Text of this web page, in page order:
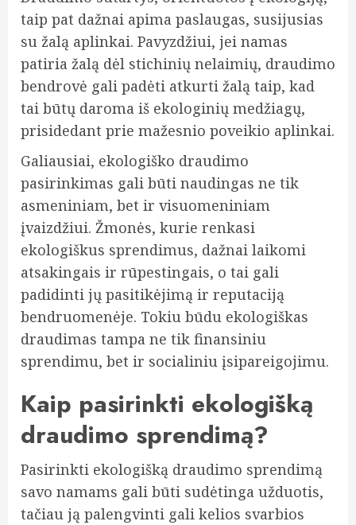
taip pat dažnai apima paslaugas, susijusias
su žalą aplinkai. Pavyzdžiui, jei namas
patiria žalą dėl stichinių nelaimių, draudimo
bendrovė gali padėti atkurti žalą taip, kad
tai būtų daroma iš ekologinių medžiagų,
prisidedant prie mažesnio poveikio aplinkai.
Galiausiai, ekologiško draudimo
pasirinkimas gali būti naudingas ne tik
asmeniniam, bet ir visuomeniniam
įvaizdžiui. Žmonės, kurie renkasi
ekologiškus sprendimus, dažnai laikomi
atsakingais ir rūpestingais, o tai gali
padidinti jų pasitikėjimą ir reputaciją
bendruomenėje. Tokiu būdu ekologiškas
draudimas tampa ne tik finansiniu
sprendimu, bet ir socialiniu įsipareigojimu.
Kaip pasirinkti ekologišką
draudimo sprendimą?
Pasirinkti ekologišką draudimo sprendimą
savo namams gali būti sudėtinga užduotis,
tačiau ją palengvinti gali kelios svarbios